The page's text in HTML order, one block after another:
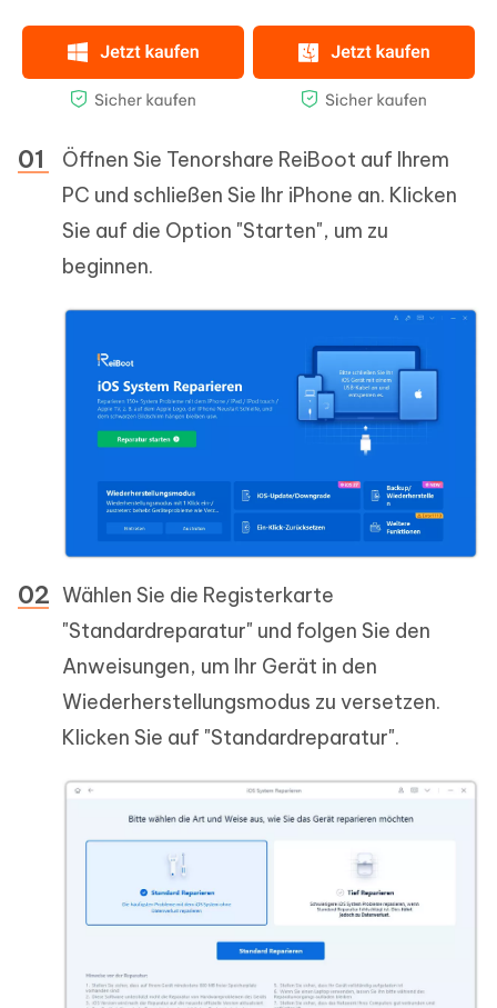
Öffnen Sie Tenorshare ReiBoot auf Ihrem
PC und schließen Sie Ihr iPhone an. Klicken
Sie auf die Option "Starten", um zu
beginnen.
Wählen Sie die Registerkarte
"Standardreparatur" und folgen Sie den
Anweisungen, um Ihr Gerät in den
Wiederherstellungsmodus zu versetzen.
Klicken Sie auf "Standardreparatur".